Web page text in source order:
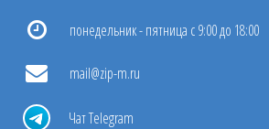
понедельник - пятница с 9:00 до 18:00
mail@zip-m.ru
Чат Telegram